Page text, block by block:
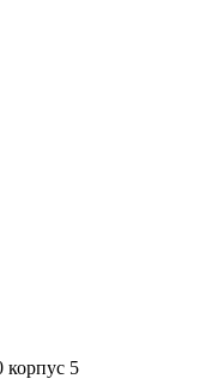
корпус 5